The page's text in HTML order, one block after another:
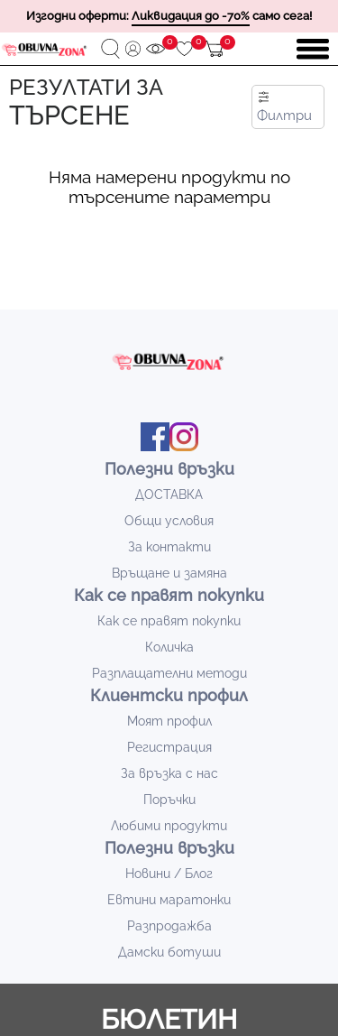
Изгодни оферти: Ликвидация до -70% само сега!
0 0 0
РЕЗУЛТАТИ ЗА
ТЪРСЕНЕ Филтри
Няма намерени продукти по
търсените параметри
Полезни връзки
ДОСТАВКА
Общи условия
За контакти
Връщане и замяна
Как се правят покупки
Как се правят покупки
Количка
Разплащателни методи
Клиентски профил
Моят профил
Регистрация
За връзка с нас
Поръчки
Любими продукти
Полезни връзки
Новини / Блог
Евтини маратонки
Разпродажба
Дамски ботуши
БЮЛЕТИН